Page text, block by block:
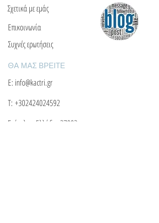
Σχετικά με εμάς
Επικοινωνία
Συχνές ερωτήσεις
ΘΑ ΜΑΣ ΒΡΕΙΤΕ
Ε: info@kactri.gr
Τ: +302424024592
Σκόπελος, Ελλάδα, 37003